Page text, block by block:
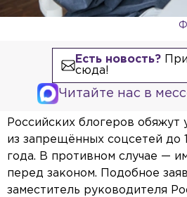
Есть новость?
сюда!
Читайте нас в
Российских блогеров обяжут
из запрещённых соцсетей до
года. В противном случае —
перед законом. Подобное
заместитель руководителя